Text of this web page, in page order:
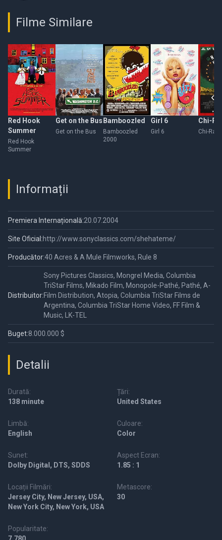
Filme Similare
Red Hook
Summer
Red Hook
Summer
Get on the Bus
Get on the Bus
Bamboozled
Bamboozled
2000
Girl 6
Girl 6
Chi-
Chi-Raq
Informații
Premiera Internațională:20.07.2004
Site Oficial:http://www.sonyclassics.com/shehateme/
Producător:40 Acres & A Mule Filmworks, Rule 8
Distribuitor:
Sony Pictures Classics, Mongrel Media, Columbia
TriStar Films, Mikado Film, Monopole-Pathé, Pathé, A-
Film Distribution, Atopia, Columbia TriStar Films de
Argentina, Columbia TriStar Home Video, FF Film &
Music, LK-TEL
Buget:8.000.000 $
Detalii
Durată:
138 minute
Țări:
United States
Limbă:
English
Culoare:
Color
Sunet:
Dolby Digital, DTS, SDDS
Aspect Ecran:
1.85 : 1
Locații Filmări:
Jersey City, New Jersey, USA,
New York City, New York, USA
Metascore:
30
Popularitate: